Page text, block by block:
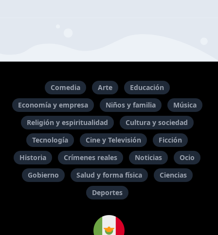
Comedia Arte
Educación
Economía y empresa
Niños y familia
Música
Religión y espiritualidad
Cultura y sociedad
Tecnología
Cine y Televisión
Ficción
Historia
Crímenes reales Noticias
Ocio
Gobierno
Salud y forma física
Ciencias
Deportes